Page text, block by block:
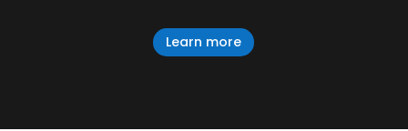
Learn more